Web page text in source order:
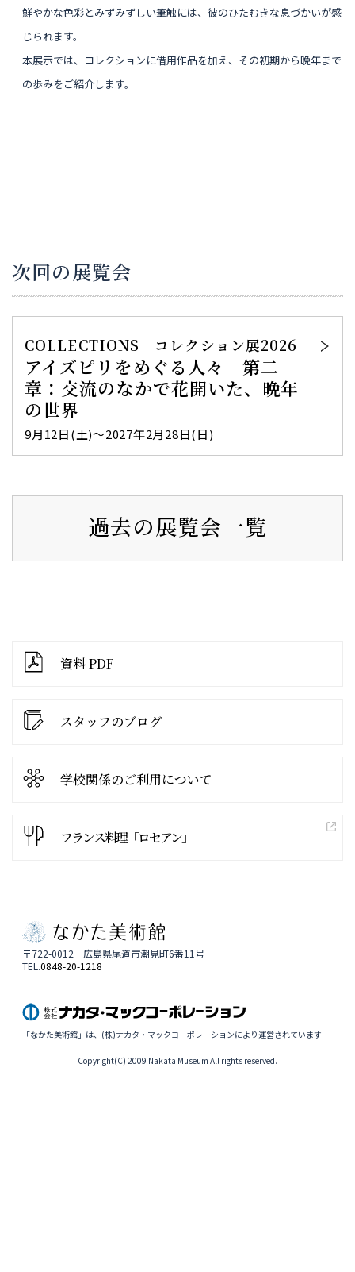
鮮やかな色彩とみずみずしい筆触には、彼のひたむきな息づかいが感
じられます。
本展示では、コレクションに借用作品を加え、その初期から晩年まで
の歩みをご紹介します。
次回の展覧会
COLLECTIONS コレクション展2026
アイズピリをめぐる人々 第二
章：交流のなかで花開いた、晩年
の世界
9月12日(土)～2027年2月28日(日)
過去の展覧会一覧
資料 PDF
スタッフのブログ
学校関係のご利用について
フランス料理「ロセアン」
〒722-0012 広島県尾道市潮見町6番11号
TEL.0848-20-1218
「なかた美術館」は、(株)ナカタ・マックコーポレーションにより運営されています
Copyright(C) 2009 Nakata Museum All rights reserved.